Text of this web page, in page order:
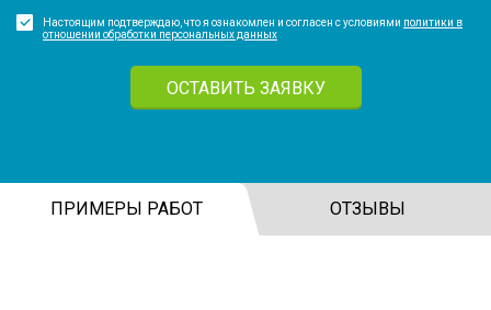
Настоящим подтверждаю, что я ознакомлен и согласен с условиями политики в
отношении обработки персональных данных
ОСТАВИТЬ ЗАЯВКУ
ПРИМЕРЫ РАБОТ ОТЗЫВЫ